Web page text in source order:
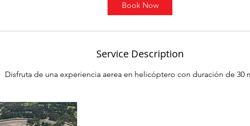
Book Now
Service Description
Disfruta de una experiencia aerea en helicóptero con duración de 30